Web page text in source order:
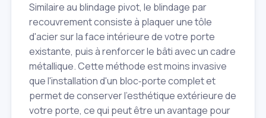
Similaire au blindage pivot, le blindage par
recouvrement consiste à plaquer une tôle
d'acier sur la face intérieure de votre porte
existante, puis à renforcer le bâti avec un cadre
métallique. Cette méthode est moins invasive
que l'installation d'un bloc‑porte complet et
permet de conserver l'esthétique extérieure de
votre porte, ce qui peut être un avantage pour